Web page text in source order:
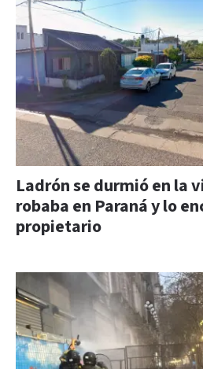
Ladrón se durmió en la
robaba en Paraná y lo
propietario